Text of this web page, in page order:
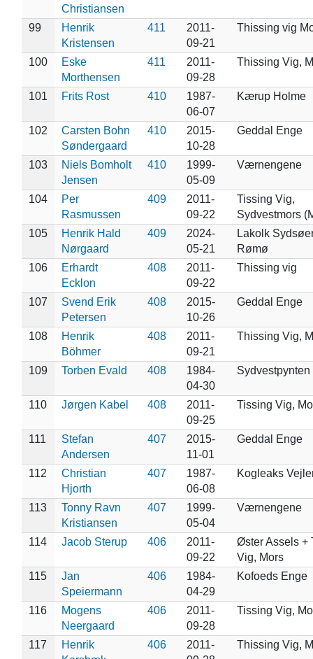
Christiansen
99
Henrik
Kristensen
411
2011-
09-21
Thissing vig
100
Eske
Morthensen
411
2011-
09-28
Thissing Vig,
101 Frits Rost 410
1987-
06-07
Kærup Holme
102
Carsten Bohn
Søndergaard
410
2015-
10-28
Geddal Enge
103
Niels Bomholt
Jensen
410
1999-
05-09
Værnengene
104
Per
Rasmussen
409
2011-
09-22
Tissing Vig,
Sydvestmors
105
Henrik Hald
Nørgaard
409
2024-
05-21
Lakolk
Rømø
106
Erhardt
Ecklon
408
2011-
09-22
Thissing vig
107
Svend Erik
Petersen
408
2015-
10-26
Geddal Enge
108
Henrik
Böhmer
408
2011-
09-21
Thissing Vig,
109 Torben Evald 408
1984-
04-30
Sydvestpynten
110 Jørgen Kabel 408
2011-
09-25
Tissing Vig,
111
Stefan
Andersen
407
2015-
11-01
Geddal Enge
112
Christian
Hjorth
407
1987-
06-08
Kogleaks
113
Tonny Ravn
Kristiansen
407
1999-
05-04
Værnengene
114 Jacob Sterup 406
2011-
09-22
Øster Assels +
Vig, Mors
115
Jan
Speiermann
406
1984-
04-29
Kofoeds Enge
116
Mogens
Neergaard
406
2011-
09-28
Tissing Vig,
117
Henrik
406
2011-
Thissing Vig,